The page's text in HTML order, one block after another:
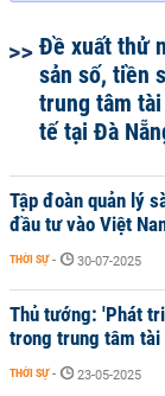
Đề xuất thử
sản số, tiền
trung tâm
tế tại Đà
Tập đoàn quản lý
đầu tư vào Việt
THỜI SỰ - 30-07-2025
Thủ tướng: 'Phát
trong trung tâm tài
THỜI SỰ - 23-05-2025